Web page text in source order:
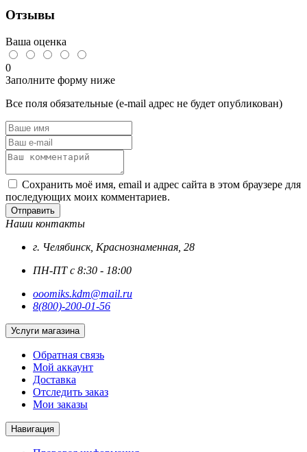
933,
нерж.
сталь
Отзывы
Ваша оценка
0
Заполните форму ниже
Все поля обязательные (e-mail адрес не будет опубликован)
Сохранить моё имя, email и адрес сайта в этом браузере для
последующих моих комментариев.
Отправить
Наши контакты
г. Челябинск, Краснознаменная, 28
ПН-ПТ с 8:30 - 18:00
ooomiks.kdm@mail.ru
8(800)-200-01-56
Услуги магазина
Обратная связь
Мой аккаунт
Доставка
Отследить заказ
Мои заказы
Навигация